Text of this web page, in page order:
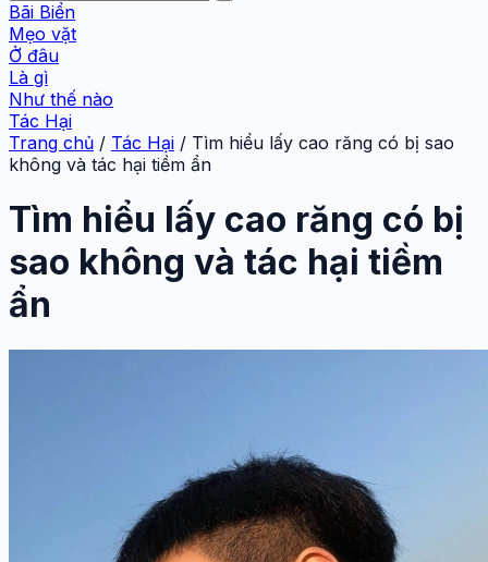
Bãi Biển
Mẹo vặt
Ở đâu
Là gì
Như thế nào
Tác Hại
Trang chủ / Tác Hại / Tìm hiểu lấy cao răng có bị sao
không và tác hại tiềm ẩn
Tìm hiểu lấy cao răng có bị
sao không và tác hại tiềm
ẩn